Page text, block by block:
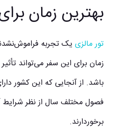
بهترین زمان
تور مالزی یک تجربه
زمان برای این سفر می‌تواند
باشد. از آنجایی که این کشور
فصول مختلف سال از نظر شرایط
برخوردارند.